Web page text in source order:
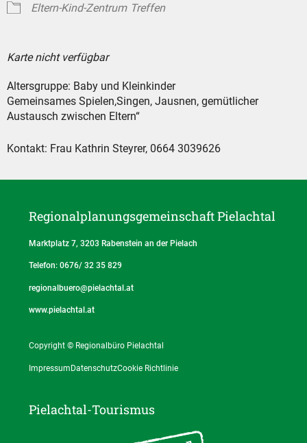
Eltern-Kind-Zentrum Treffen
Karte nicht verfügbar
Altersgruppe: Baby und Kleinkinder
Gemeinsames Spielen,Singen, Jausnen, gemütlicher
Austausch zwischen Eltern“
Kontakt: Frau Kathrin Steyrer, 0664 3039626
Regionalplanungs­gemeinschaft Pielachtal
Marktplatz 7, 3203 Rabenstein an der Pielach
Telefon: 0676/ 32 35 829
regionalbuero@pielachtal.at
www.pielachtal.at
Copyright © Regionalbüro Pielachtal
ImpressumDatenschutzCookie Richtlinie
Pielachtal-Tourismus